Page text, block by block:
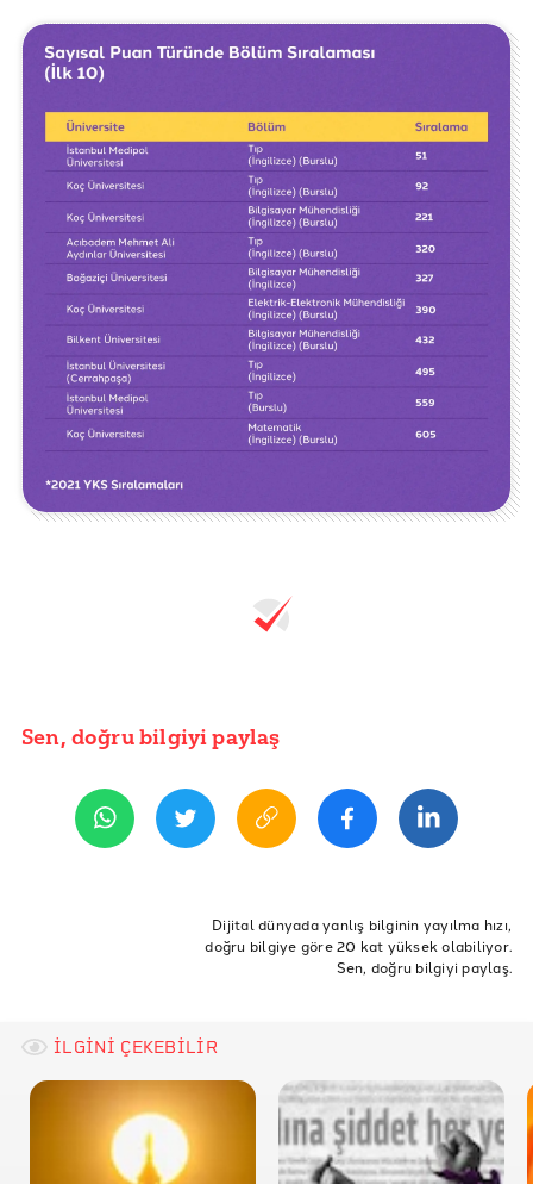
Sen, doğru bilgiyi paylaş
Dijital dünyada yanlış bilginin yayılma hızı,
doğru bilgiye göre 20 kat yüksek olabiliyor.
Sen, doğru bilgiyi paylaş.
İLGİNİ ÇEKEBİLİR